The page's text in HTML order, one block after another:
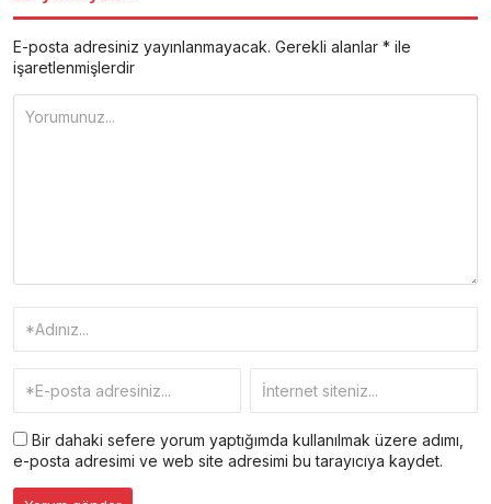
E-posta adresiniz yayınlanmayacak. Gerekli alanlar * ile
işaretlenmişlerdir
Bir dahaki sefere yorum yaptığımda kullanılmak üzere adımı,
e-posta adresimi ve web site adresimi bu tarayıcıya kaydet.